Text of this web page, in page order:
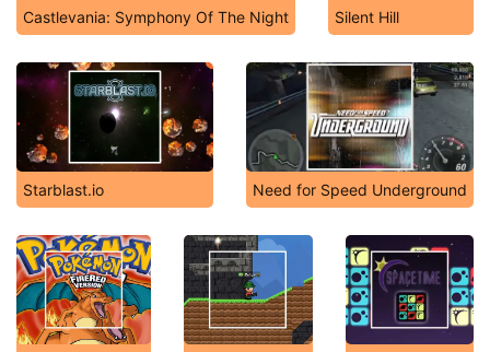
Castlevania: Symphony Of The Night Silent Hill
Starblast.io Need for Speed Underground